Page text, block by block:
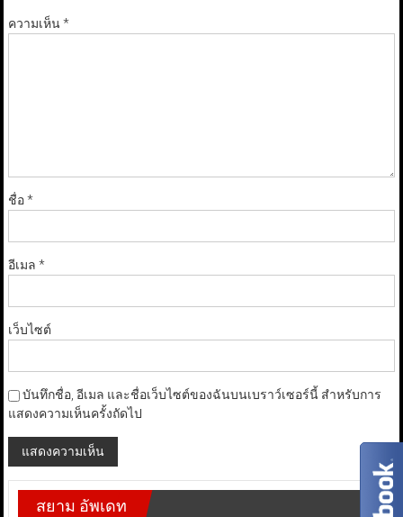
ความเห็น*
ชื่อ*
อีเมล *
เว็บไซต์
บันทึกชื่อ, อีเมล และชื่อเว็บไซต์ของฉันบนเบราว์เซอร์นี้ สำหรับการ
แสดงความเห็นครั้งถัดไป
สยาม อัพเดท